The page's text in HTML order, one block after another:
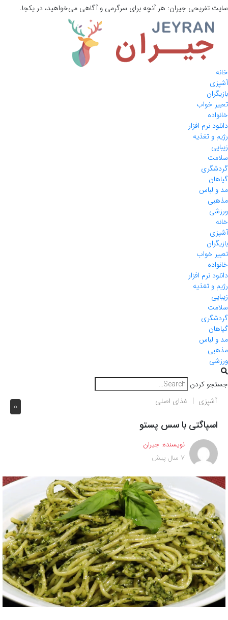
سایت تفریحی جیران: هر آنچه برای سرگرمی و آگاهی می‌خواهید، در یکجا.
خانه
آشپزی
بازیگران
تعبیر خواب
خانواده
دانلود نرم افزار
رژیم و تغذیه
زیبایی
سلامت
گردشگری
گیاهان
مد و لباس
مذهبی
ورزشی
خانه
آشپزی
بازیگران
تعبیر خواب
خانواده
دانلود نرم افزار
رژیم و تغذیه
زیبایی
سلامت
گردشگری
گیاهان
مد و لباس
مذهبی
ورزشی
جستجو کردن
0 آشپزی غذای اصلی
اسپاگتی با سس پستو
نویسنده: جیران
7 سال پیش